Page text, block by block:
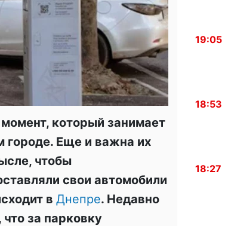
который занимает
Еще и важна их
чтобы
свои автомобили
в Днепре. Недавно
за парковку
19:05
18:53
18:27